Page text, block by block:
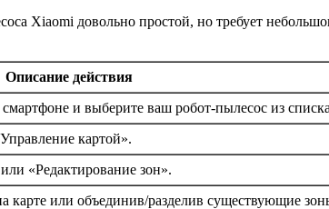
Xiaomi довольно простой, но требует
Описание действия
и выберите ваш робот-пылесос из
картой».
«Редактирование зон».
карте или объединив/разделив существующие